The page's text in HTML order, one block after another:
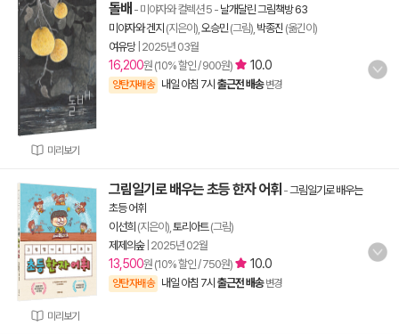
미리보기
돌배 - 미야자와 컬렉션 5 - 날개달린 그림책방 63
미야자와 겐지 (지은이), 오승민(그림), 박종진 (옮긴이)
여유당| 2025년 03월
16,200원 (10% 할인 / 900원) 10.0
양탄자배송 내일 아침 7시 출근전 배송 변경
미리보기
그림일기로 배우는 초등 한자 어휘 -그림일기로 배우는
초등 어휘
이선희 (지은이), 토리아트(그림)
제제의숲| 2025년 02월
13,500원 (10% 할인 / 750원) 10.0
양탄자배송 내일 아침 7시 출근전 배송 변경